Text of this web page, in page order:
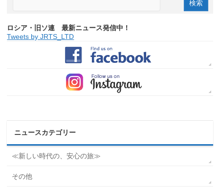
ロシア・旧ソ連 最新ニュース発信中！
Tweets by JRTS_LTD
ニュースカテゴリー
≪新しい時代の、安心の旅≫
その他